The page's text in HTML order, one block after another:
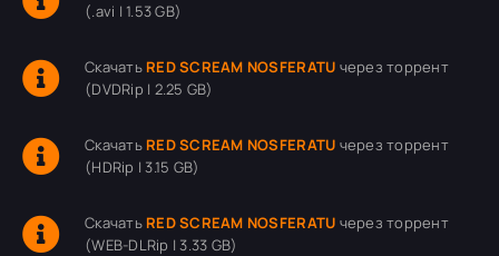
(.avi | 1.53 GB)
Скачать RED SCREAM NOSFERATU через торрент
(DVDRip | 2.25 GB)
Скачать RED SCREAM NOSFERATU через торрент
(HDRip | 3.15 GB)
Скачать RED SCREAM NOSFERATU через торрент
(WEB-DLRip | 3.33 GB)